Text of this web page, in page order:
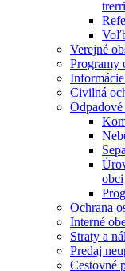
Verejné
Programy
Civilná
obci
Ochrana
Interné
Straty a
Predaj
Cestovné